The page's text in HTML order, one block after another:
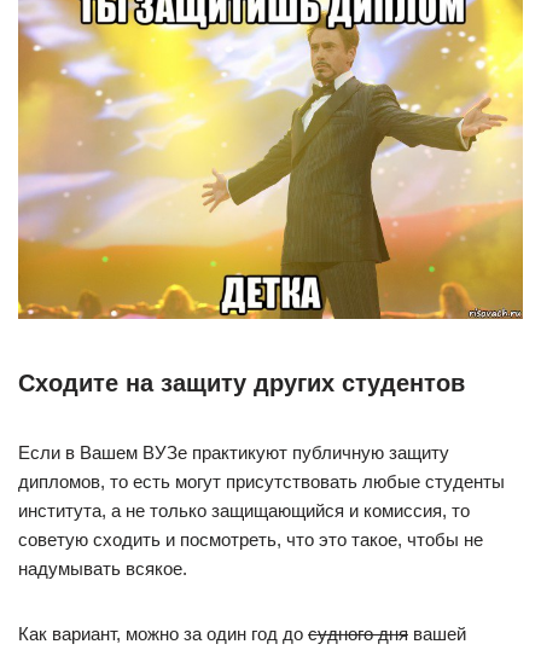
Сходите на защиту других студентов
Если в Вашем ВУЗе практикуют публичную защиту
дипломов, то есть могут присутствовать любые студенты
института, а не только защищающийся и комиссия, то
советую сходить и посмотреть, что это такое, чтобы не
надумывать всякое.
Как вариант, можно за один год до судного дня вашей